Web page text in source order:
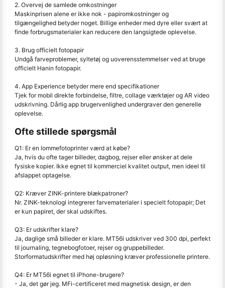
2. Overvej de samlede omkostninger
Maskinprisen alene er ikke nok - papiromkostninger og
tilgængelighed betyder noget. Billige enheder med dyre eller svært at
finde forbrugsmaterialer kan reducere den langsigtede oplevelse.
3. Brug officielt fotopapir
Undgå farveproblemer, syltetøj og uoverensstemmelser ved at bruge
officielt Hanin fotopapir.
4. App Experience betyder mere end specifikationer
Tjek for mobil direkte forbindelse, filtre, collage værktøjer og AR video
udskrivning. Dårlig app brugervenlighed undergraver den generelle
oplevelse.
Ofte stillede spørgsmål
Q1: Er en lommefotoprinter værd at købe?
Ja, hvis du ofte tager billeder, dagbog, rejser eller ønsker at dele
fysiske kopier. Ikke egnet til kommerciel kvalitet output, men ideel til
afslappet optagelse.
Q2: Kræver ZINK-printere blækpatroner?
Nr. ZINK-teknologi integrerer farvematerialer i specielt fotopapir; Det
er kun papiret, der skal udskiftes.
Q3: Er udskrifter klare?
Ja, daglige små billeder er klare. MT56i udskriver ved 300 dpi, perfekt
til journaling, tegnebogfotoer, rejser og gruppebilleder.
Storformatudskrifter med høj opløsning kræver professionelle printere.
Q4: Er MT56i egnet til iPhone-brugere?
- Ja, det gør jeg. MFi-certificeret med magnetisk design, er den